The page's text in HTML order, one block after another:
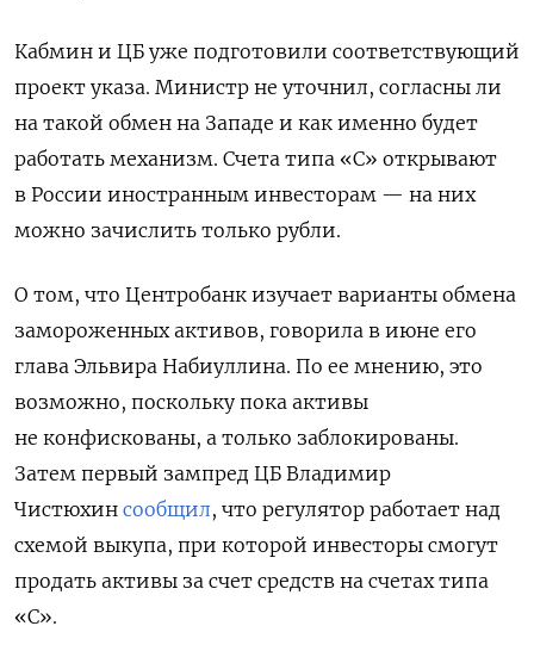
Кабмин и ЦБ уже подготовили соответствующий
проект указа. Министр не уточнил, согласны ли
на такой обмен на Западе и как именно будет
работать механизм. Счета типа «С» открывают
в России иностранным инвесторам — на них
можно зачислить только рубли.
О том, что Центробанк изучает варианты обмена
замороженных активов, говорила в июне его
глава Эльвира Набиуллина. По ее мнению, это
возможно, поскольку пока активы
не конфискованы, а только заблокированы.
Затем первый зампред ЦБ Владимир
Чистюхин сообщил, что регулятор работает над
схемой выкупа, при которой инвесторы смогут
продать активы за счет средств на счетах типа
«С».